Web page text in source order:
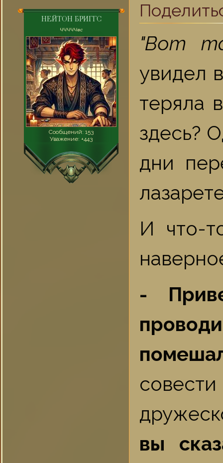
НЕЙТОН БРИГГС
ЧЧЧЧЧвс
Сообщений: 153
Уважение: +443
"Вот
увидел
теряла
здесь?
дни
И что-
-
вы